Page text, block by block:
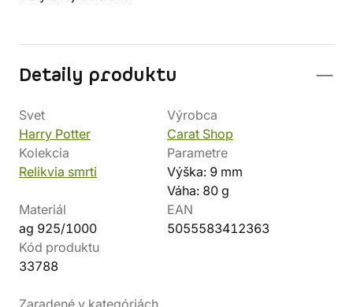
Detaily produktu
Svet
Harry Potter
Výrobca
Carat Shop
Kolekcia
Relikvia smrti
Parametre
Výška: 9 mm
Váha: 80 g
Materiál
ag 925/1000
EAN
5055583412363
Kód produktu
33788
Zaradené v kategóriách